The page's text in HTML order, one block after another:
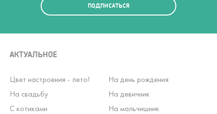
ПОДПИСАТЬСЯ
АКТУАЛЬНОЕ
Цвет настроения - лето!
На день рождения
На свадьбу
На девичник
С котиками
На мальчишник